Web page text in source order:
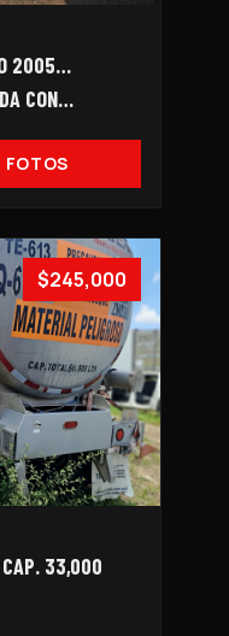
2005…
CON
FOTOS
$245,000
33,000